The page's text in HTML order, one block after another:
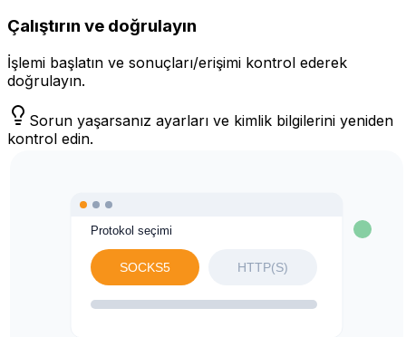
Çalıştırın ve doğrulayın
İşlemi başlatın ve sonuçları/erişimi kontrol ederek
doğrulayın.
Sorun yaşarsanız ayarları ve kimlik bilgilerini yeniden
kontrol edin.